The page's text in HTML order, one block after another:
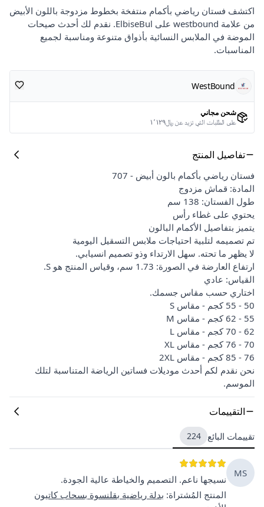
اكتشف فستان رياضي بأكمام منتفخة بخطوط مزدوجة باللون الأبيض
من علامة westbound على ElbiseBul. نقدم لك أحدث صيحات
الموضة في الملابس النسائية بأذواق متنوعة ومناسبة لجميع
المناسبات.
WestBound
شحن مجاني
على الطلبات التي تزيد عن ﷼١٬١٢٩
تفاصيل المنتج
فستان رياضي بأكمام بالون أبيض - 707
المادة: قماش مزدوج
طول الفستان: 138 سم
يحتوي على غطاء رأس
يتميز بتفاصيل الأكمام البالون
تم تصميمه لتلبية احتياجات ملابس التسقيل اليومية
لا يظهر ما تحته. سهل الارتداء وذو تصميم انسيابي.
ارتفاع العارضة في الصورة: 1.73 سم، وقياس المنتج هو S.
القياس: عادي
اختاري حسب مقاس جسمك.
50 - 55 كجم - مقاس S
55 - 62 كجم - مقاس M
62 - 70 كجم - مقاس L
70 - 76 كجم - مقاس XL
76 - 85 كجم - مقاس 2XL
نحن نقدم لكم أحدث موديلات فساتين الرياضة المتناسبة لتلك
الموسم.
التقييمات
تقييمات البائع 224
MS
نسيجها ناعم. التصميم والخياطة عالية الجودة.
المنتج المُشتراة: بدلة رياضية بقلنسوة بسحاب كاتيون